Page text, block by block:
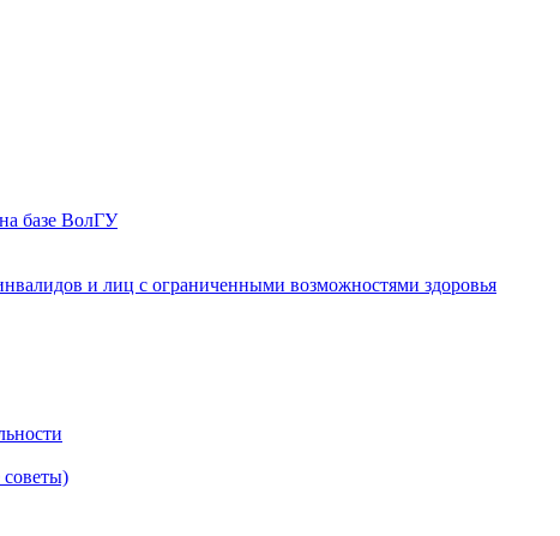
базе ВолГУ
и лиц с ограниченными возможностями здоровья
советы)